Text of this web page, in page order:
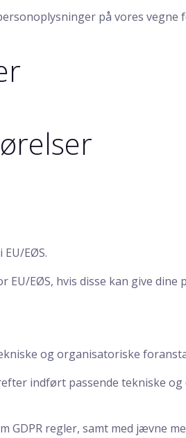
på vores vegne
EØS.
EØS, hvis disse kan give dine
og organisatoriske
indført passende tekniske
regler, samt med jævne